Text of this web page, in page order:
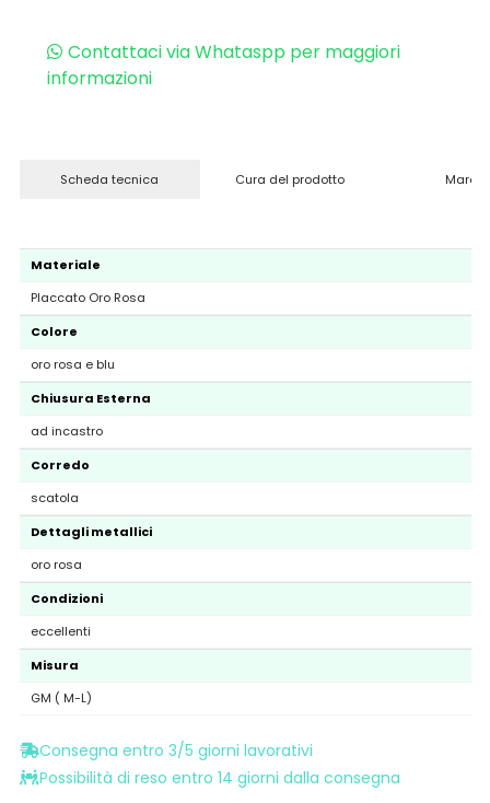
Contattaci via Whataspp per maggiori
informazioni
Scheda tecnica Cura del prodotto
Materiale
Placcato Oro Rosa
Colore
oro rosa e blu
Chiusura Esterna
ad incastro
Corredo
scatola
Dettagli metallici
oro rosa
Condizioni
eccellenti
Misura
GM ( M-L)
Consegna entro 3/5 giorni lavorativi
Possibilità di reso entro 14 giorni dalla consegna